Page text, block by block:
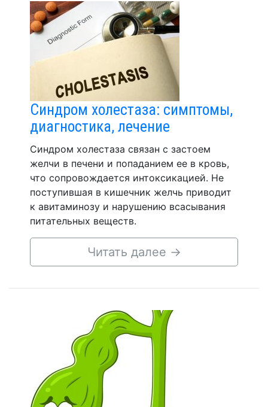
Синдром холестаза: симптомы,
диагностика, лечение
Синдром холестаза связан с застоем
желчи в печени и попаданием ее в кровь,
что сопровождается интоксикацией. Не
поступившая в кишечник желчь приводит
к авитаминозу и нарушению всасывания
питательных веществ.
Читать далее →